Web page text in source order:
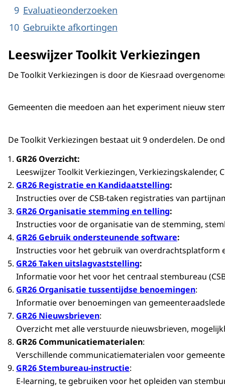
Evaluatieonderzoeken
Gebruikte afkortingen
Leeswijzer Toolkit Verkiezingen
De Toolkit Verkiezingen is door de Kiesraad
Gemeenten die meedoen aan het experiment nieuw
De Toolkit Verkiezingen bestaat uit 9 onderdelen. De
GR26 Overzicht:
Leeswijzer Toolkit Verkiezingen,
GR26 Registratie en Kandidaatstelling:
Instructies over de CSB-taken registraties van
GR26Organisatie stemming en telling:
Instructies voor de organisatie van de stemming,
GR26 Gebruik ondersteunende software:
Instructies voor het gebruik van overdrachtsplatform
GR26Taken uitslagvaststelling:
Informatie voor het voor het centraal stembureau
GR26Organisatie tussentijdse benoemingen:
Informatie over benoemingen van
GR26 Nieuwsbrieven:
Overzicht met alle verstuurde nieuwsbrieven,
GR26 Communicatiematerialen:
Verschillende communicatiematerialen voor
GR26Stembureau-instructie:
E-learning, te gebruiken voor het opleiden van